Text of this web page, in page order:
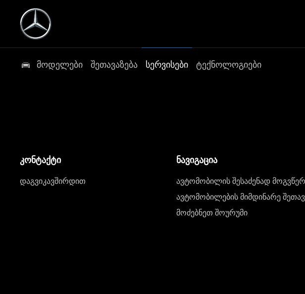
მოდელები შეთავაზება სერვისები ტექნოლოგიები
კონტაქტი
დაგვიკავშირდით
ნავიგაცია
ავტომობილის შესაძენად
ავტომობილების მიმდინარე
მოძებნეთ შოურუმი